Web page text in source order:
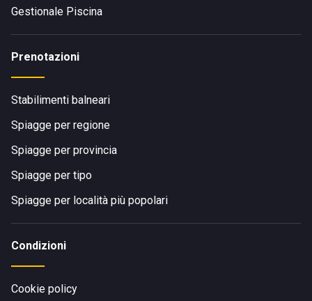
Gestionale Piscina
Prenotazioni
Stabilimenti balneari
Spiagge per regione
Spiagge per provincia
Spiagge per tipo
Spiagge per località più popolari
Condizioni
Cookie policy